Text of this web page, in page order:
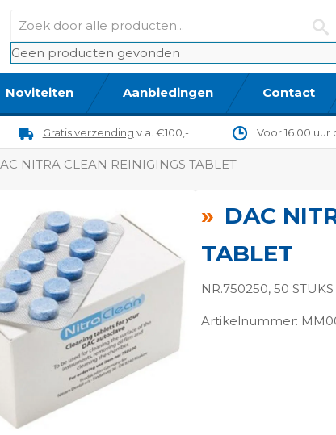
Geen producten gevonden
Noviteiten Aanbiedingen Contact
Gratis verzending v.a. €100,- Voor 16.00
NITRA CLEAN REINIGINGS TABLET
DAC
TABLET
NR.750250, 50 STUKS
Artikelnummer: